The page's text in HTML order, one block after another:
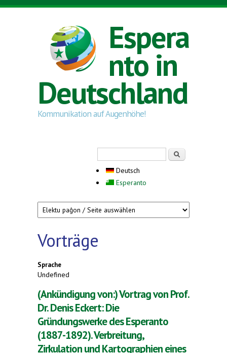
Direkt zum Inhalt
Espera
nto in
Deutschland
Kommunikation auf Augenhöhe!
Deutsch
Esperanto
Vorträge
Sprache
Undefined
(Ankündigung von:) Vortrag von Prof.
Dr. Denis Eckert: Die
Gründungswerke des Esperanto
(1887-1892). Verbreitung,
Zirkulation und Kartographien eines